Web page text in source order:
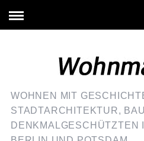
WOHNEN MIT
STADTARCHITEKTUR,
DENKMALGESCHÜTZTEN